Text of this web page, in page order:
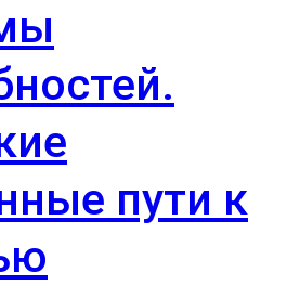
пути к